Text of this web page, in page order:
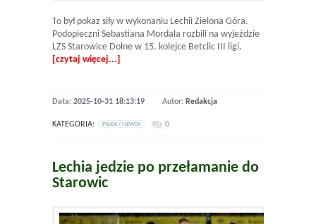
To był pokaz siły w wykonaniu Lechii Zielona Góra.
Podopieczni Sebastiana Mordala rozbili na wyjeździe
LZS Starowice Dolne w 15. kolejce Betclic III ligi.
[czytaj więcej...]
Data: 2025-10-31 18:13:19 Autor: Redakcja
KATEGORIA: PILKA / NEWSY 0
Lechia jedzie po przełamanie do
Starowic